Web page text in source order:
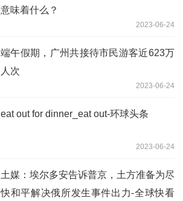
意味着什么？
2023-06-24
端午假期，广州共接待市民游客近623万
人次
2023-06-24
eat out for dinner_eat out-环球头条
2023-06-24
土媒：埃尔多安告诉普京，土方准备为尽
快和平解决俄所发生事件出力-全球快看